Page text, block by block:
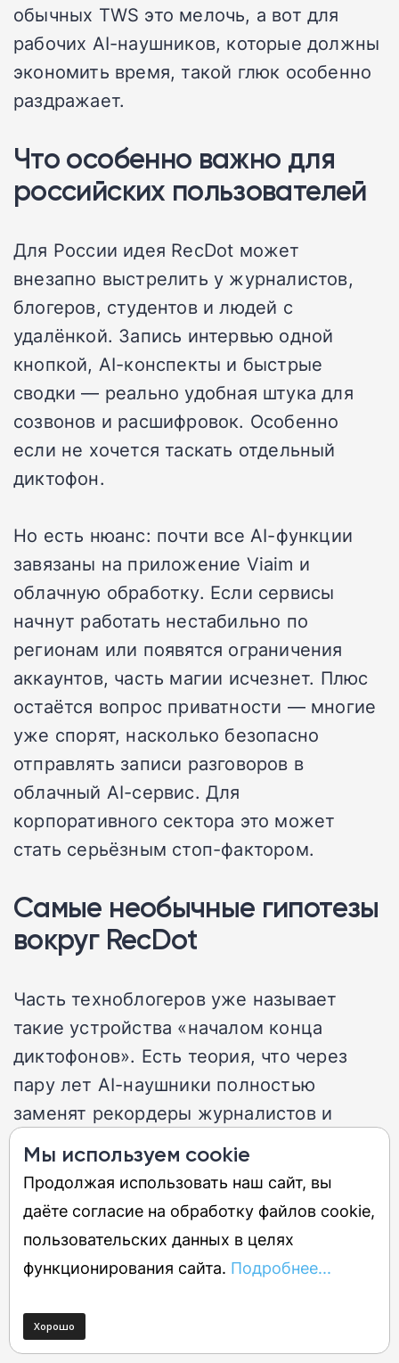
обычных TWS это мелочь, а вот для
рабочих AI-наушников, которые должны
экономить время, такой глюк особенно
раздражает.
Что особенно важно для
российских пользователей
Для России идея RecDot может
внезапно выстрелить у журналистов,
блогеров, студентов и людей с
удалёнкой. Запись интервью одной
кнопкой, AI-конспекты и быстрые
сводки — реально удобная штука для
созвонов и расшифровок. Особенно
если не хочется таскать отдельный
диктофон.
Но есть нюанс: почти все AI-функции
завязаны на приложение Viaim и
облачную обработку. Если сервисы
начнут работать нестабильно по
регионам или появятся ограничения
аккаунтов, часть магии исчезнет. Плюс
остаётся вопрос приватности — многие
уже спорят, насколько безопасно
отправлять записи разговоров в
облачный AI-сервис. Для
корпоративного сектора это может
стать серьёзным стоп-фактором.
Самые необычные гипотезы
вокруг RecDot
Часть техноблогеров уже называет
такие устройства «началом конца
диктофонов». Есть теория, что через
пару лет AI-наушники полностью
заменят рекордеры журналистов и
студентов: записал лекцию, получил
конспект, тезисы и список задач за
минуту. Звучит круто, хотя пока
качество распознавания речи ещё
Есть и более футуристичная идея — AI-
наушники станут личной памятью
Мы используем cookie
Продолжая использовать наш сайт, вы
даёте согласие на обработку файлов cookie,
пользовательских данных в целях
функционирования сайта. Подробнее...